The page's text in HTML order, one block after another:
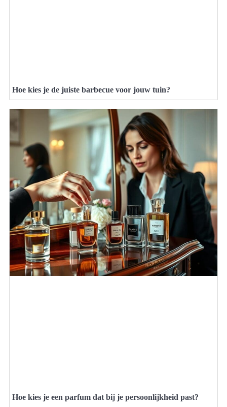
Hoe kies je de juiste barbecue voor jouw tuin?
Hoe kies je een parfum dat bij je persoonlijkheid past?